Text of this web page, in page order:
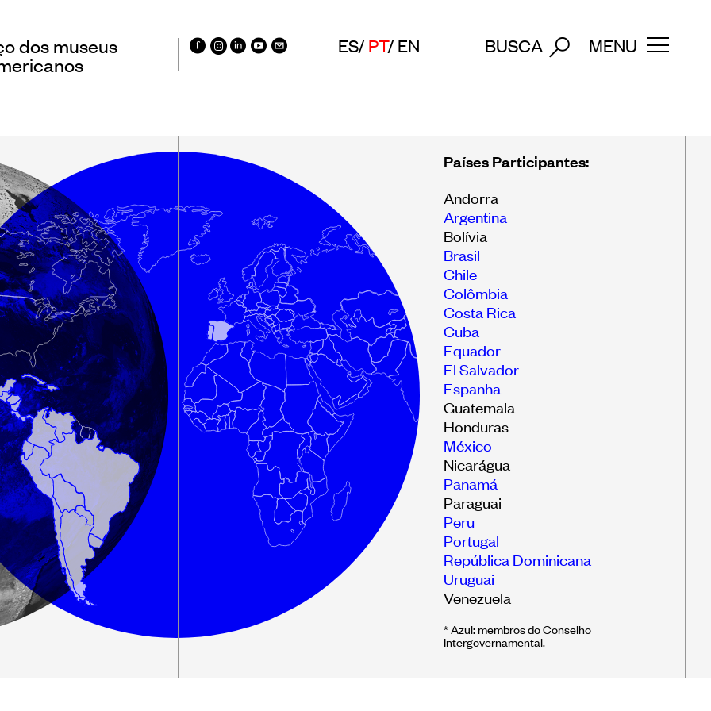
dos museus
ES PT EN BUSCA MENU
Ibero-
de Museus
Ibero-
de Museus
e Capacitação
Registro/Registo de
Museus Ibero-
Americanos
Sistema de coleta de
dados de público de
museus
Panorama dos museus
na Ibero-América
Banco de Boas Práticas
Convocatórias
Publicações Ibermuseus
Centro de
Documentação
Notícias
Plataforma de
Entre em contato
Assine nossa newsletter
Países Participantes:
Andorra
Argentina
Bolívia
Brasil
Chile
Colômbia
Costa Rica
Cuba
Equador
El Salvador
Espanha
Guatemala
Honduras
México
Nicarágua
Panamá
Paraguai
Peru
Portugal
República Dominicana
Uruguai
Venezuela
* Azul: membros do Conselho
Intergovernamental.